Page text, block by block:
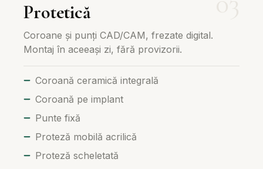
Protetică
Coroane și punți CAD/CAM, frezate digital.
Montaj în aceeași zi, fără provizorii.
Coroană ceramică integrală
Coroană pe implant
Punte fixă
Proteză mobilă acrilică
Proteză scheletată